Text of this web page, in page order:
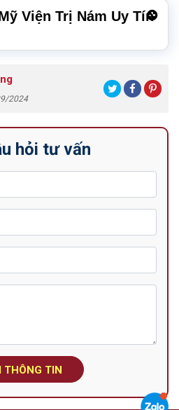
Viện Trị Nám Uy Tín
2024
hỏi tư vấn
THÔNG TIN